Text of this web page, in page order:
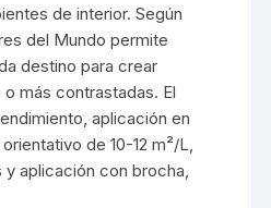
de interior. Según
del Mundo permite
destino para crear
más contrastadas. El
aplicación en
de 10-12 m²/L,
aplicación con brocha,